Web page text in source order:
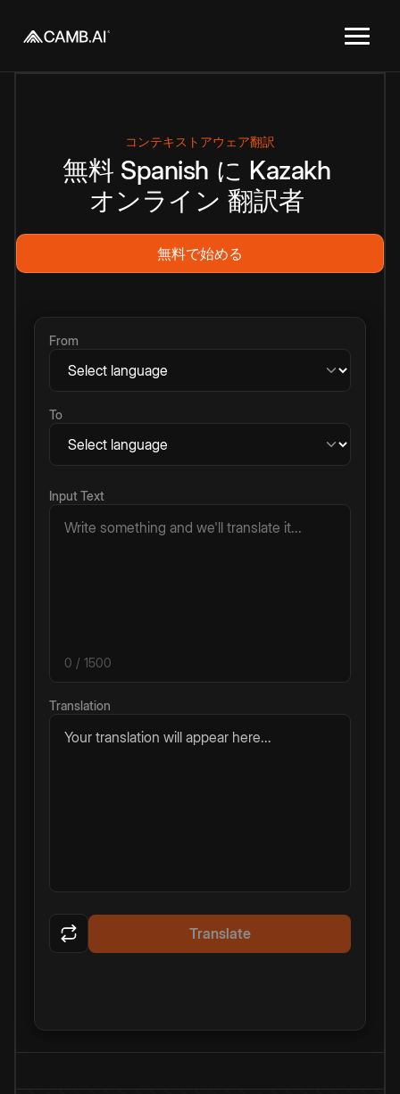
コンテキストアウェア翻訳
無料 Spanish に Kazakh
オンライン 翻訳者
無料で始める
From
To
Input Text
0 / 1500
Translation
Your translation will appear here...
Translate